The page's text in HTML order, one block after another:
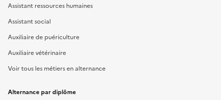
Assistant ressources humaines
Assistant social
Auxiliaire de puériculture
Auxiliaire vétérinaire
Voir tous les métiers en alternance
Alternance par diplôme